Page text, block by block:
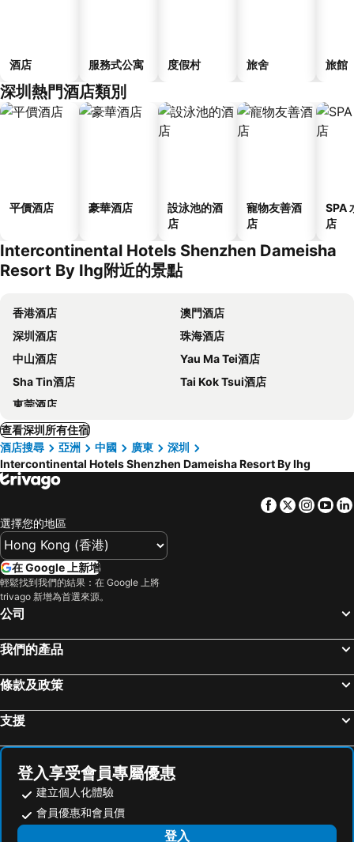
酒店 服務式公寓 度假村 旅舍 旅館
深圳熱門酒店類別
平價酒店 豪華酒店
設泳池的酒
店
寵物友善酒
店
SPA
店
Intercontinental Hotels Shenzhen Dameisha
Resort By Ihg附近的景點
香港酒店
澳門酒店
深圳酒店
珠海酒店
中山酒店
Yau Ma Tei酒店
Sha Tin酒店
Tai Kok Tsui酒店
東莞酒店
查看深圳所有住宿
酒店搜尋
亞洲 中國 廣東
深圳
Intercontinental Hotels Shenzhen Dameisha Resort By Ihg
Facebook
Twitter
選擇您的地區
在 Google 上新增
輕鬆找到我們的結果：在 Google 上將
trivago 新增為首選來源。
公司
我們的產品
條款及政策
支援
登入享受會員專屬優惠
建立個人化體驗
會員優惠和會員價
登入